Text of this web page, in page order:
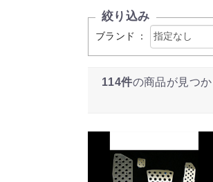
絞り込み
ブランド ：
114件の商品が見つ